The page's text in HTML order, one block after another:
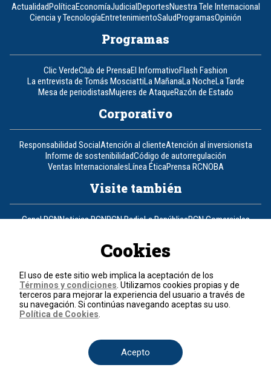
ActualidadPolíticaEconomíaJudicialDeportesNuestra Tele Internacional
Ciencia y TecnologíaEntretenimientoSaludProgramasOpinión
Programas
Clic VerdeClub de PrensaEl InformativoFlash Fashion
La entrevista de Tomás MosciattiLa MañanaLa NocheLa Tarde
Mesa de periodistasMujeres de AtaqueRazón de Estado
Corporativo
Responsabilidad SocialAtención al clienteAtención al inversionista
Informe de sostenibilidadCódigo de autorregulación
Ventas InternacionalesLínea ÉticaPrensa RCNOBA
Visite también
Canal RCNNoticias RCNRCN RadioLa RepúblicaRCN Comerciales
Un producto de RCN Televisión
Contáctenos
Teléfono+57 (601) 426 92 92
Términos y condiciones
© 2026, RCN Medios.
Cookies
El uso de este sitio web implica la aceptación de los
Términos y condiciones . Utilizamos cookies propias y de
terceros para mejorar la experiencia del usuario a través de
su navegación. Si continúas navegando aceptas su uso.
Política de Cookies
Acepto